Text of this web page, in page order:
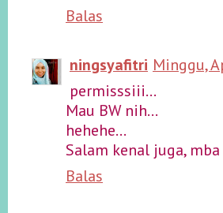
Balas
ningsyafitri Minggu,
permisssiii...
Mau BW nih...
hehehe...
Salam kenal juga, mba
Balas